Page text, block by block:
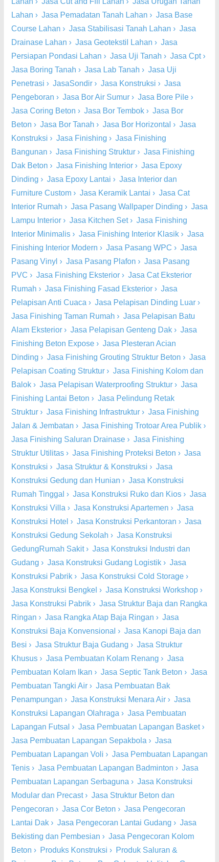
Lahan › Jasa Pemadatan Tanah Lahan › Jasa Base
Course Lahan › Jasa Stabilisasi Tanah Lahan › Jasa
Drainase Lahan › Jasa Geotekstil Lahan › Jasa
Persiapan Pondasi Lahan › Jasa Uji Tanah › Jasa Cpt›
Jasa Boring Tanah › Jasa Lab Tanah › Jasa Uji
Penetrasi › JasaSondir › Jasa Konstruksi › Jasa
Pengeboran › Jasa Bor Air Sumur › Jasa Bore Pile ›
Jasa Coring Beton › Jasa Bor Tembok › Jasa Bor
Beton › Jasa Bor Tanah › Jasa Bor Horizontal › Jasa
Konstruksi › Jasa Finishing › Jasa Finishing
Bangunan › Jasa Finishing Struktur › Jasa Finishing
Dak Beton › Jasa Finishing Interior › Jasa Epoxy
Dinding › Jasa Epoxy Lantai › Jasa Interior dan
Furniture Custom › Jasa Keramik Lantai › Jasa Cat
Interior Rumah › Jasa Pasang Wallpaper Dinding › Jasa
Lampu Interior › Jasa Kitchen Set› Jasa Finishing
Interior Minimalis › Jasa Finishing Interior Klasik › Jasa
Finishing Interior Modern › Jasa Pasang WPC › Jasa
Pasang Vinyl › Jasa Pasang Plafon › Jasa Pasang
PVC › Jasa Finishing Eksterior › Jasa Cat Eksterior
Rumah › Jasa Finishing Fasad Eksterior › Jasa
Pelapisan Anti Cuaca › Jasa Pelapisan Dinding Luar ›
Jasa Finishing Taman Rumah › Jasa Pelapisan Batu
Alam Eksterior › Jasa Pelapisan Genteng Dak › Jasa
Finishing Beton Expose › Jasa Plesteran Acian
Dinding › Jasa Finishing Grouting Struktur Beton › Jasa
Pelapisan Coating Struktur › Jasa Finishing Kolom dan
Balok › Jasa Pelapisan Waterproofing Struktur › Jasa
Finishing Lantai Beton › Jasa Pelindung Retak
Struktur › Jasa Finishing Infrastruktur › Jasa Finishing
Jalan & Jembatan › Jasa Finishing Trotoar Area Publik ›
Jasa Finishing Saluran Drainase › Jasa Finishing
Struktur Utilitas › Jasa Finishing Proteksi Beton › Jasa
Konstruksi › Jasa Struktur & Konstruksi › Jasa
Konstruksi Gedung dan Hunian › Jasa Konstruksi
Rumah Tinggal › Jasa Konstruksi Ruko dan Kios › Jasa
Konstruksi Villa › Jasa Konstruksi Apartemen › Jasa
Konstruksi Hotel › Jasa Konstruksi Perkantoran › Jasa
Konstruksi Gedung Sekolah › Jasa Konstruksi
GedungRumah Sakit› Jasa Konstruksi Industri dan
Gudang › Jasa Konstruksi Gudang Logistik › Jasa
Konstruksi Pabrik › Jasa Konstruksi Cold Storage ›
Jasa Konstruksi Bengkel › Jasa Konstruksi Workshop ›
Jasa Konstruksi Pabrik › Jasa Struktur Baja dan Rangka
Ringan › Jasa Rangka Atap Baja Ringan › Jasa
Konstruksi Baja Konvensional › Jasa Kanopi Baja dan
Besi › Jasa Struktur Baja Gudang › Jasa Struktur
Khusus › Jasa Pembuatan Kolam Renang › Jasa
Pembuatan Kolam Ikan › Jasa Septic Tank Beton › Jasa
Pembuatan Tangki Air › Jasa Pembuatan Bak
Penampungan › Jasa Konstruksi Menara Air › Jasa
Konstruksi Lapangan Olahraga › Jasa Pembuatan
Lapangan Futsal › Jasa Pembuatan Lapangan Basket›
Jasa Pembuatan Lapangan Sepakbola › Jasa
Pembuatan Lapangan Voli › Jasa Pembuatan Lapangan
Tenis › Jasa Pembuatan Lapangan Badminton › Jasa
Pembuatan Lapangan Serbaguna › Jasa Konstruksi
Modular dan Precast› Jasa Struktur Beton dan
Pengecoran › Jasa Cor Beton › Jasa Pengecoran
Lantai Dak › Jasa Pengecoran Lantai Gudang › Jasa
Bekisting dan Pembesian › Jasa Pengecoran Kolom
Beton › Produks Konstruksi › Produk Saluran &